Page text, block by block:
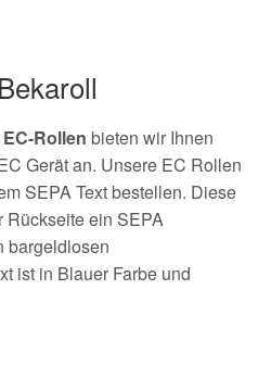
EC-Rollen bieten wir Ihnen
Gerät an. Unsere EC Rollen
SEPA Text bestellen. Diese
Rückseite ein SEPA
bargeldlosen
ist in Blauer Farbe und